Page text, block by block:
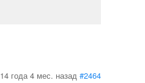
14 года 4 мес. назад #2464